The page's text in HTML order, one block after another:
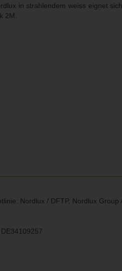
in strahlendem weiss eignet
2M.
Nordlux / DFTP, Nordlux